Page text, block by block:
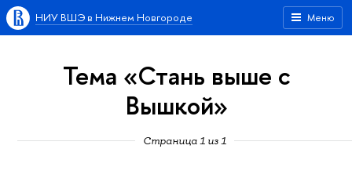
Меню
НИУ ВШЭ в Нижнем Новгороде
Тема «Стань выше с
Вышкой»
Страница 1 из 1